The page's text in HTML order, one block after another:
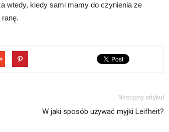
wtedy, kiedy sami mamy do czynienia ze
Następny artykuł
W jaki sposób używać myjki Leifheit?